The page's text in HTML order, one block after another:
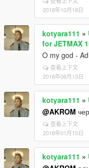
2018年10月18日
kotyara111 »
for JETMAX
O my god -
查看上下文
2018年06月13日
kotyara111 »
@AKROM
查看上下文
2018年01月15日
kotyara111 »